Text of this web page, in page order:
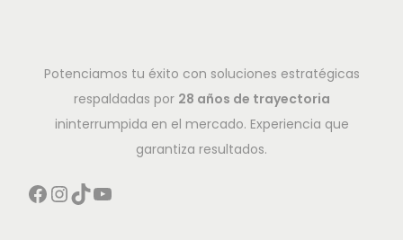
Potenciamos tu éxito con soluciones estratégicas
respaldadas por 28 años de trayectoria
ininterrumpida en el mercado. Experiencia que
garantiza resultados.